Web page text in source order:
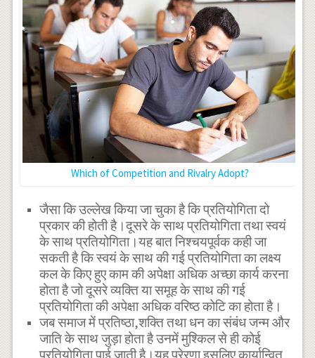
Which of Competition and Rivalry Adopt?
जैसा कि उल्लेख किया जा चुका है कि प्रतियोगिता दो
प्रकार की होती है।दूसरे के साथ प्रतियोगिता तथा स्वयं
के साथ प्रतियोगिता।यह बात निश्चयपूर्वक कही जा
सकती है कि स्वयं के साथ की गई प्रतियोगिता का लक्ष्य
कल के किए हुए काम की अपेक्षा अधिक अच्छा कार्य करना
होता है जो दूसरे व्यक्ति या समूह के साथ की गई
प्रतियोगिता की अपेक्षा अधिक वरिष्ठ कोटि का होता है।
जब समाज में प्रतिष्ठा,शक्ति तथा धन का संबंध जन्म और
जाति के साथ जुड़ा होता है उनमें मुश्किल से ही कोई